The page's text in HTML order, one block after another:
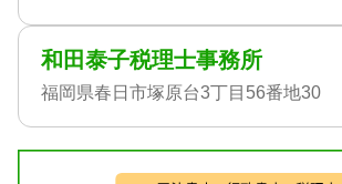
和田泰子税理士事務所
福岡県春日市塚原台3丁目56番地30